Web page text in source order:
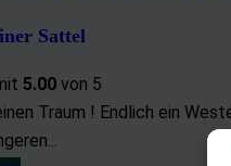
Sattel
5.00 von 5
Traum ! Endlich ein